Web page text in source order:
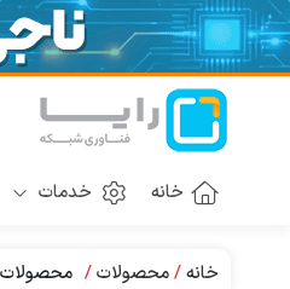
خانه خدمات
خانه محصولات